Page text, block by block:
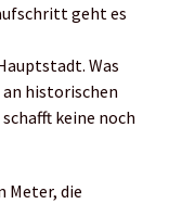
geht es
Was
historischen
keine noch
Meter, die